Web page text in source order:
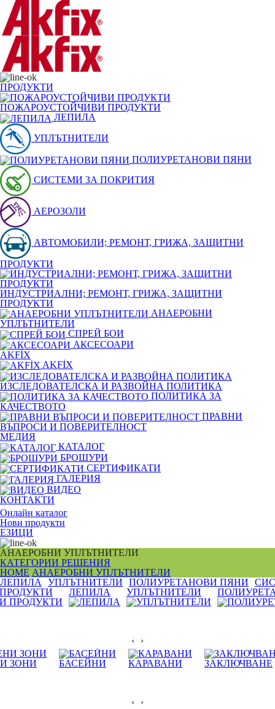
ПРОДУКТИ
ПОЖАРОУСТОЙЧИВИ ПРОДУКТИ
ЛЕПИЛА
УПЛЪТНИТЕЛИ
ПОЛИУРЕТАНОВИ ПЯНИ
СИСТЕМИ ЗА ПОКРИТИЯ
АЕРОЗОЛИ
АВТОМОБИЛИ; РЕМОНТ, ГРИЖА, ЗАЩИТНИ
ПРОДУКТИ
ИНДУСТРИАЛНИ; РЕМОНТ, ГРИЖА, ЗАЩИТНИ
ПРОДУКТИ
АНАЕРОБНИ
УПЛЪТНИТЕЛИ
СПРЕЙ БОИ
АКСЕСОАРИ
AKFİX
AKFİX
ИЗСЛЕДОВАТЕЛСКА И РАЗВОЙНА ПОЛИТИКА
ПОЛИТИКА ЗА
КАЧЕСТВОТО
ПРАВНИ
ВЪПРОСИ И ПОВЕРИТЕЛНОСТ
МЕДИЯ
КАТАЛОГ
БРОШУРИ
СЕРТИФИКАТИ
ГАЛЕРИЯ
ВИДЕО
КОНТАКТИ
Онлайн каталог
Нови продукти
ЕЗИЦИ
АНАЕРОБНИ УПЛЪТНИТЕЛИ
КАТЕГОРИИ РЕШЕНИЯ
HOME АНАЕРОБНИ УПЛЪТНИТЕЛИ
ЛЕПИЛА
УПЛЪТНИТЕЛИ ПОЛИУРЕТАНОВИ ПЯНИ
ЛЕПИЛА УПЛЪТНИТЕЛИ
‹ ›
ЗОНИ БАСЕЙНИ КАРАВАНИ ЗАКЛЮЧВАНЕ
‹
›